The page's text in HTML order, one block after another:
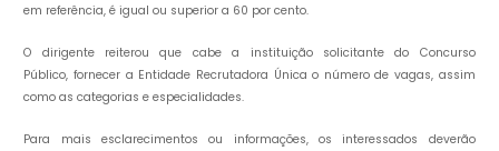
em referência, é igual ou superior a 60 por cento.
O dirigente reiterou que cabe a instituição solicitante do Concurso
Público, fornecer a Entidade Recrutadora Única o número de vagas, assim
como as categorias e especialidades.
Para mais esclarecimentos ou informações, os interessados deverão